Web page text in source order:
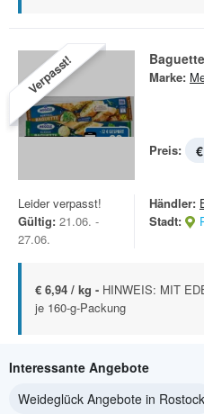
Verpasst! Baguette
Marke:
Preis:
Leider verpasst!
Gültig: 21.06. -
27.06.
Händler:
Stadt:
€ 6,94 / kg - HINWEIS: MIT
je 160-g-Packung
Interessante Angebote
Weideglück Angebote in Rostock